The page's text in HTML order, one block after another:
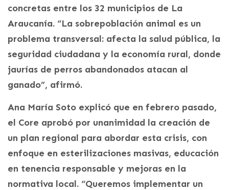
concretas entre los 32 municipios de La
Araucanía. “La sobrepoblación animal es un
problema transversal: afecta la salud pública, la
seguridad ciudadana y la economía rural, donde
jaurías de perros abandonados atacan al
ganado”, afirmó.
Ana María Soto explicó que en febrero pasado,
el Core aprobó por unanimidad la creación de
un plan regional para abordar esta crisis, con
enfoque en esterilizaciones masivas, educación
en tenencia responsable y mejoras en la
normativa local. “Queremos implementar un